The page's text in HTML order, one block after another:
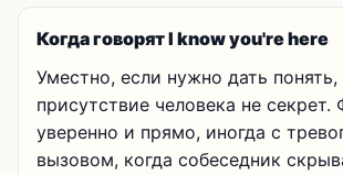
Когда говорят I know you're here
Уместно, если нужно дать понять,
присутствие человека не секрет.
уверенно и прямо, иногда с
вызовом, когда собеседник